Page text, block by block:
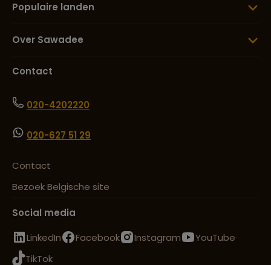
Populaire landen
Over Sawadee
Contact
020-4202220
020-627 51 29
Contact
Bezoek Belgische site
Social media
LinkedIn
Facebook Instagram
YouTube
TikTok